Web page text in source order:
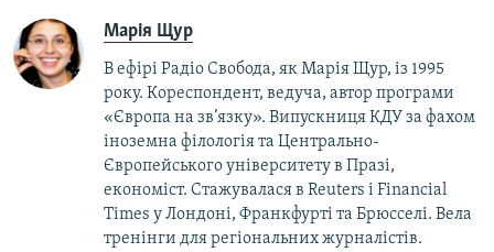
Марія Щур
В ефірі Радіо Свобода, як Марія Щур, із 1995
року. Кореспондент, ведуча, автор програми
«Європа на зв’язку». Випускниця КДУ за фахом
іноземна філологія та Центрально-
Європейського університету в Празі,
економіст. Стажувалася в Reuters і Financial
Times у Лондоні, Франкфурті та Брюсселі. Вела
тренінги для регіональних журналістів.